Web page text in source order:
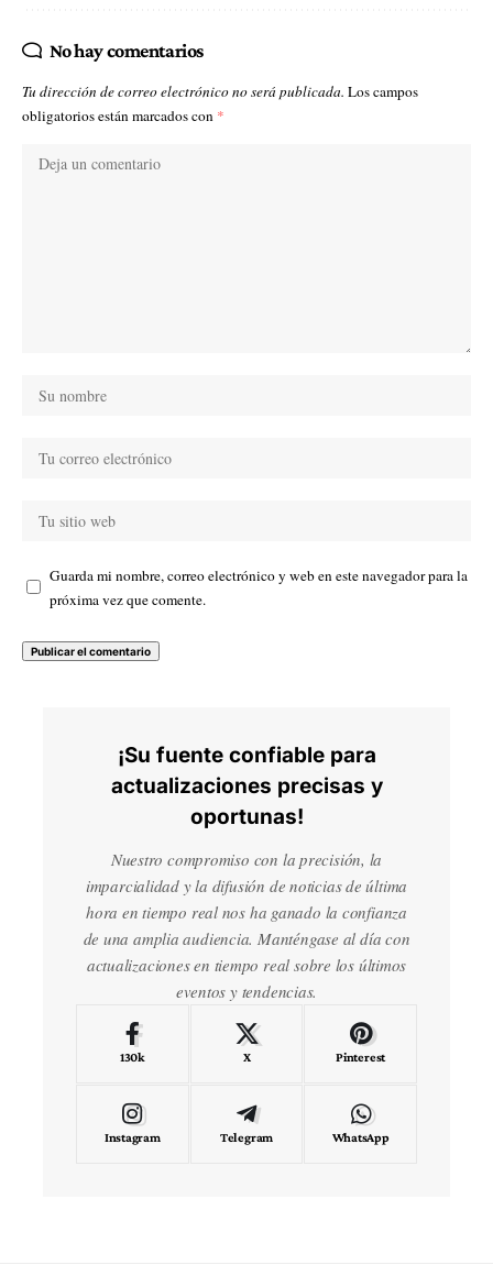
No hay comentarios
Tu dirección de correo electrónico no será publicada. Los campos
obligatorios están marcados con *
Guarda mi nombre, correo electrónico y web en este navegador para la
próxima vez que comente.
¡Su fuente confiable para
actualizaciones precisas y
oportunas!
Nuestro compromiso con la precisión, la
imparcialidad y la difusión de noticias de última
hora en tiempo real nos ha ganado la confianza
de una amplia audiencia. Manténgase al día con
actualizaciones en tiempo real sobre los últimos
eventos y tendencias.
130k X Pinterest
Instagram Telegram WhatsApp